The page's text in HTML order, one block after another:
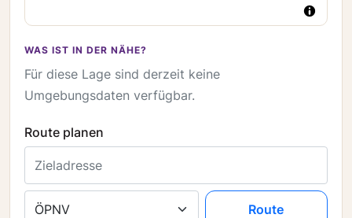
WAS IST IN DER NÄHE?
Für diese Lage sind derzeit keine
Umgebungsdaten verfügbar.
Route planen
Verkehrsmittel
Route